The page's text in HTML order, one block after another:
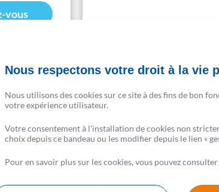
vous
Nous respectons votre droit à la vie
Nous utilisons des cookies sur ce site à des fins de bon
votre expérience utilisateur.
Votre consentement à l’installation de cookies non
choix depuis ce bandeau ou les modifier depuis le lien «
Pour en savoir plus sur les cookies, vous pouvez